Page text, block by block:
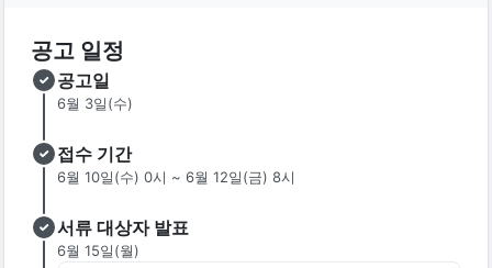
공고 일정
공고일
6월 3일(수)
접수 기간
6월 10일(수) 0시 ~ 6월 12일(금) 8시
서류 대상자 발표
6월 15일(월)